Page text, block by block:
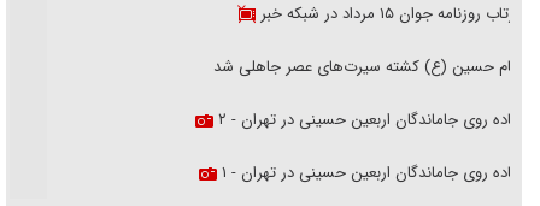
بازتاب روزنامه جوان ۱۵ مرداد در شبکه خبر
امام حسین (ع) کشته سیرت‌های عصر جاهلی شد
پیاده روی جاماندگان اربعین حسینی در تهران - ۲
پیاده روی جاماندگان اربعین حسینی در تهران - ۱